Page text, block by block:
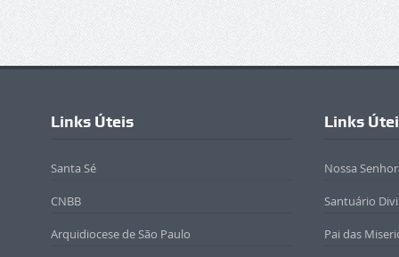
Links Úteis
Santa Sé
CNBB
Arquidiocese de São Paulo
Links
Nossa
Santuário
Pai das